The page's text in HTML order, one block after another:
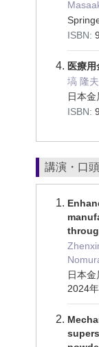
ISBN:
医療
塙 隆夫
日本
ISBN:
講演・口
日本
2024